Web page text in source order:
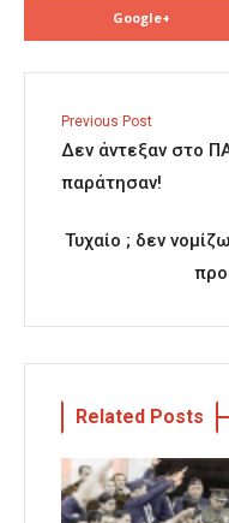
Google+
Previous Post
Δεν άντεξαν στο
παράτησαν!
Τυχαίο ; δεν
Related Posts